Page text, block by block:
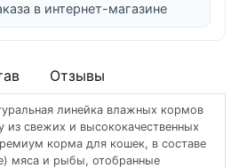
в интернет-магазине
Отзывы
линейка влажных кормов
из свежих и высококачественных
корма для кошек, в составе
мяса и рыбы, отобранные